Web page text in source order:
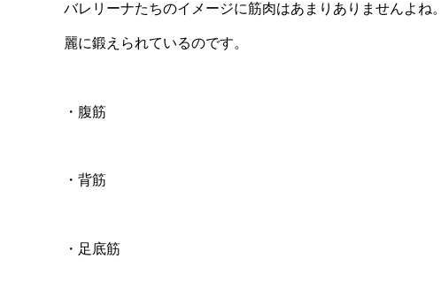
バレリーナたちのイメージに筋肉はあまりありませんよ
麗に鍛えられているのです。
・腹筋
・背筋
・足底筋